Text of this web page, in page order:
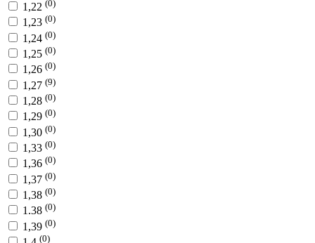
1,22 (0)
1,23 (0)
1,24 (0)
1,25 (0)
1,26 (0)
1,27 (9)
1,28 (0)
1,29 (0)
1,30 (0)
1,33 (0)
1,36 (0)
1,37 (0)
1,38 (0)
1.38 (0)
1,39 (0)
(0)